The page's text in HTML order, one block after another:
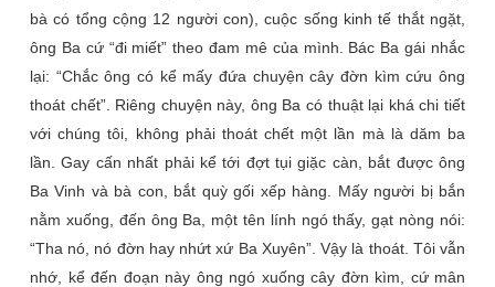
bà có tổng cộng 12 người con), cuộc sống kinh tế thắt ngặt,
ông Ba cứ “đi miết” theo đam mê của mình. Bác Ba gái nhắc
lại: “Chắc ông có kể mấy đứa chuyện cây đờn kìm cứu ông
thoát chết”. Riêng chuyện này, ông Ba có thuật lại khá chi tiết
với chúng tôi, không phải thoát chết một lần mà là dăm ba
lần. Gay cấn nhất phải kể tới đợt tụi giặc càn, bắt được ông
Ba Vinh và bà con, bắt quỳ gối xếp hàng. Mấy người bị bắn
nằm xuống, đến ông Ba, một tên lính ngó thấy, gạt nòng nói:
“Tha nó, nó đờn hay nhứt xứ Ba Xuyên”. Vậy là thoát. Tôi vẫn
nhớ, kể đến đoạn này ông ngó xuống cây đờn kìm, cứ mân